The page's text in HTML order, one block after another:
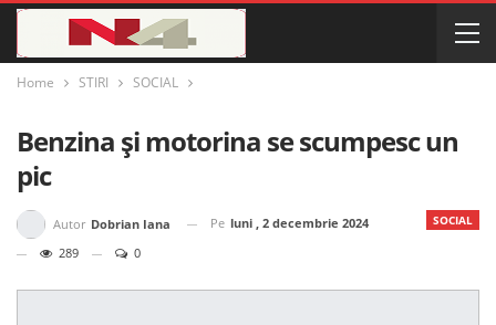
Home STIRI SOCIAL
Benzina și motorina se scumpesc un
pic
SOCIAL
Autor Dobrian Iana Pe luni , 2 decembrie 2024
289
0